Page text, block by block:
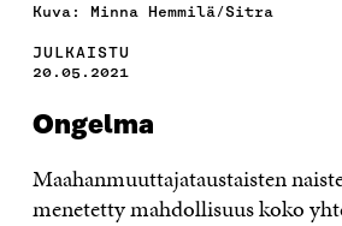
Kuva: Minna Hemmilä/Sitra
JULKAISTU
20.05.2021
Ongelma
Maahanmuuttajataustaisten
menetetty mahdollisuus koko